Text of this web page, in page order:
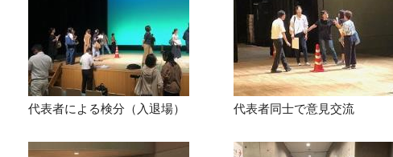
代表者による検分（入退場） 代表者同士で意見交流